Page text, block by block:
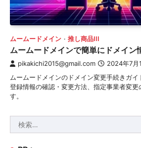
ムームードメイン 推し商品III
ムームードメインで簡単にドメイン
pikakichi2015@gmail.com 2024年7月
ムームードメインのドメイン変更手続きガイ
登録情報の確認・変更方法、指定事業者変更
す。
索: